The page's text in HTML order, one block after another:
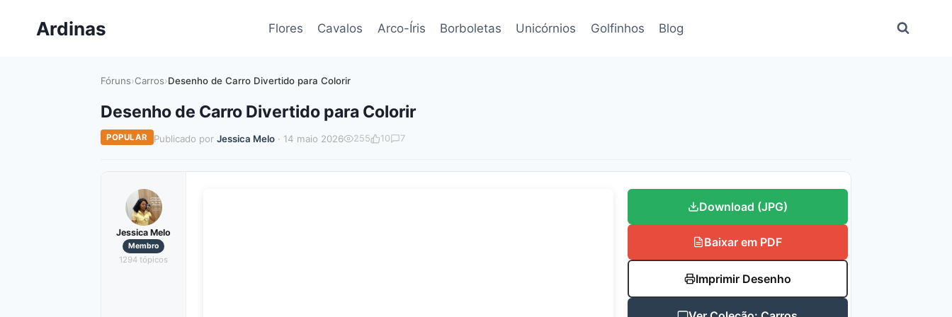
Ardinas Flores Cavalos Arco-Íris Borboletas Unicórnios Golfinhos Blog
Fóruns›Carros›Desenho de Carro Divertido para Colorir
Desenho de Carro Divertido para Colorir
POPULAR Publicado por Jessica Melo· 14 maio 2026 255 10 7
Jessica Melo
Membro
1294 tópicos
Download (JPG)
Baixar em PDF
Imprimir Desenho